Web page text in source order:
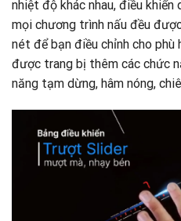
nhiệt độ khác nhau, điều
mọi chương trình nấu đều
nét để bạn điều chỉnh cho phù
được trang bị thêm các chức
năng tạm dừng, hâm nóng,